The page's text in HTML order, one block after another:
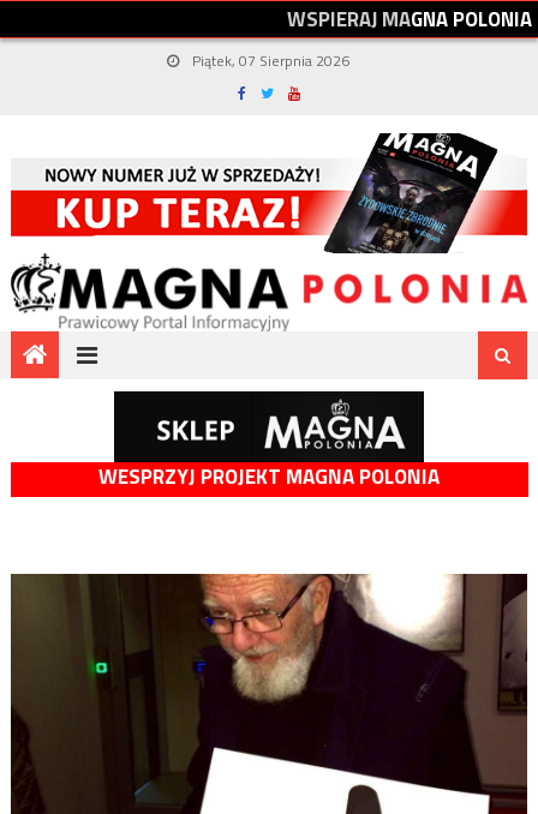
WSPIERAJMAGNAPOLONIA
Piątek, 07 Sierpnia 2026
WESPRZYJ PROJEKT MAGNA POLONIA